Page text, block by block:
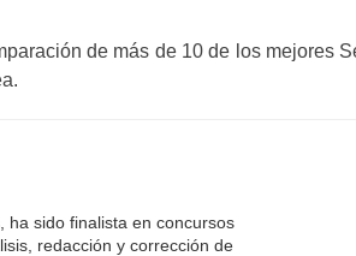
de más de 10 de los mejores
ha sido finalista en concursos
redacción y corrección de